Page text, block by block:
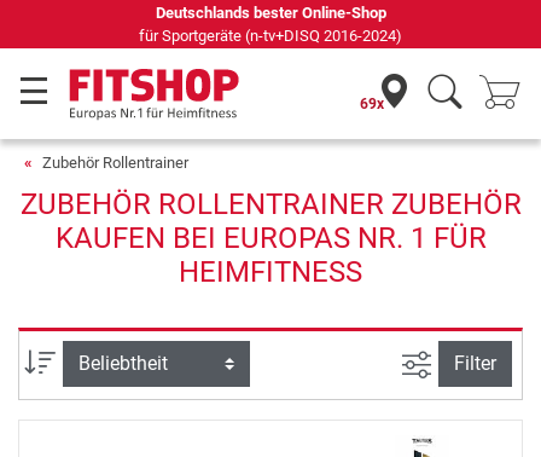
Deutschlands bester Online-Shop
für Sportgeräte (n-tv+DISQ 2016-2024)
69x
Zubehör Rollentrainer
ZUBEHÖR ROLLENTRAINER ZUBEHÖR
KAUFEN BEI EUROPAS NR. 1 FÜR
HEIMFITNESS
Sortierung Ansicht
Filter